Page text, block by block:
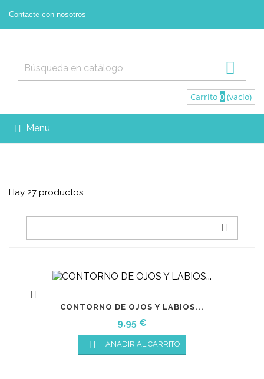
Contacte con nosotros

Carrito 0 (vacío)
 Menu
Hay 27 productos.


CONTORNO DE OJOS Y LABIOS...
Precio
9,95 €
 AÑADIR AL CARRITO